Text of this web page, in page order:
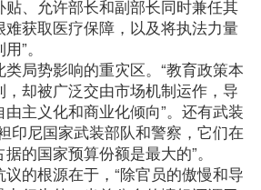
贴、允许部长和副部长同时兼任其
获取医疗保障，以及将执法力量
”。
局势影响的重灾区。“教育政策本
却被广泛交由市场机制运作，导
主义化和商业化倾向”。还有武装
印尼国家武装部队和警察，它们在
的国家预算份额是最大的”。
的根源在于，“除官员的傲慢和导